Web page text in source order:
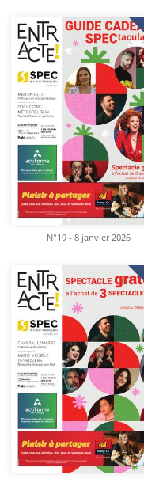
N°19 - 8 janvier 2026